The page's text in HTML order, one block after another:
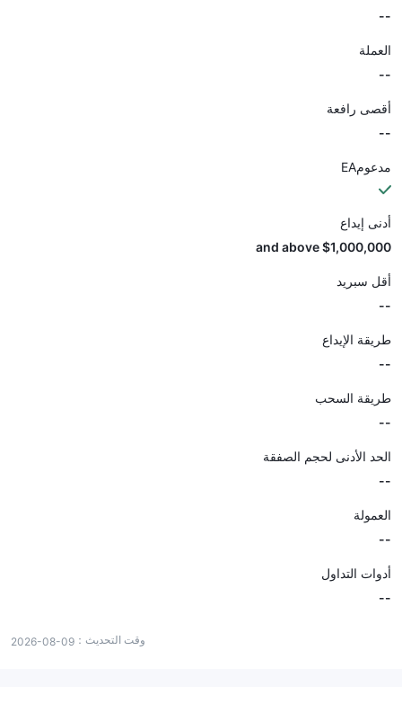
--
العملة
--
أقصى رافعة
--
مدعومEA
أدنى إيداع
$1,000,000 and above
أقل سبريد
--
طريقة الإيداع
--
طريقة السحب
--
الحد الأدنى لحجم الصفقة
--
العمولة
--
أدوات التداول
--
وقت التحديث： 2026-08-09